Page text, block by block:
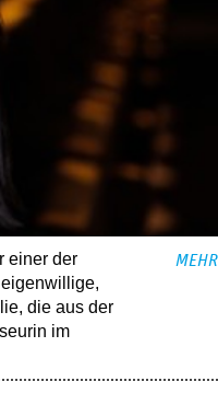
einer der
die aus der
im
MEHR